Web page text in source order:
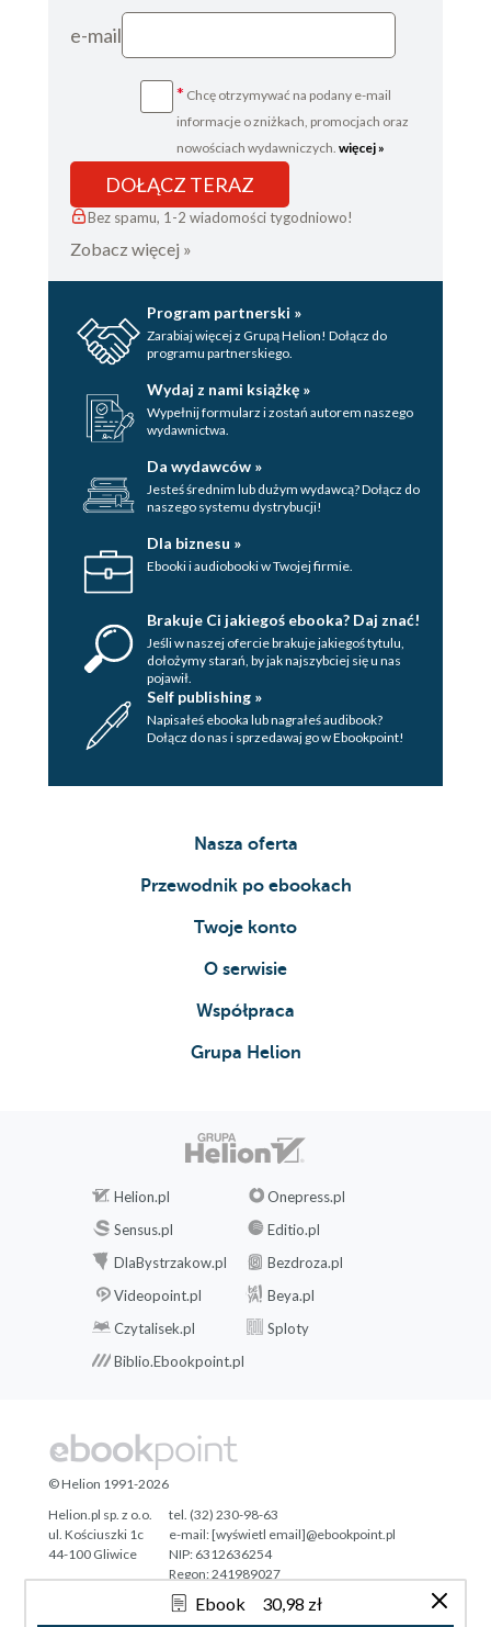
Ebook 30,98 zł
e-mail
* Chcę otrzymywać na podany e-mail
informacje o zniżkach, promocjach oraz
nowościach wydawniczych. więcej »
DOŁĄCZ TERAZ
Bez spamu, 1-2 wiadomości tygodniowo!
Zobacz więcej »
Program partnerski »
Zarabiaj więcej z Grupą Helion! Dołącz do
programu partnerskiego.
Wydaj z nami książkę »
Wypełnij formularz i zostań autorem naszego
wydawnictwa.
Da wydawców »
Jesteś średnim lub dużym wydawcą? Dołącz do
naszego systemu dystrybucji!
Dla biznesu »
Ebooki i audiobooki w Twojej firmie.
Brakuje Ci jakiegoś ebooka? Daj znać!
Jeśli w naszej ofercie brakuje jakiegoś tytulu,
dołożymy starań, by jak najszybciej się u nas
pojawił.
Self publishing »
Napisałeś ebooka lub nagrałeś audibook?
Dołącz do nas i sprzedawaj go w Ebookpoint!
Nasza oferta
Przewodnik po ebookach
Twoje konto
O serwisie
Współpraca
Grupa Helion
Helion.pl
Onepress.pl
Sensus.pl
Editio.pl
DlaBystrzakow.pl
Bezdroza.pl
Videopoint.pl
Beya.pl
Czytalisek.pl
Sploty
Biblio.Ebookpoint.pl
Tonik.pl
© Helion 1991-2026
Helion.pl sp. z o.o.
ul. Kościuszki 1c
44-100 Gliwice
tel. (32) 230-98-63
e-mail:[wyświetl email]@ebookpoint.pl
NIP: 6312636254
Regon: 241989027